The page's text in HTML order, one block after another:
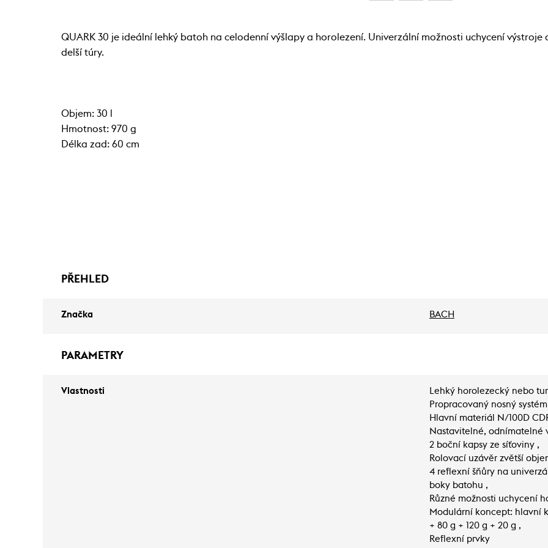
QUARK 30 je ideální lehký batoh na celodenní výšlapy a horolezení. Univerzální možnosti uchycení
delší túry.
Objem: 30 l
Hmotnost: 970 g
Délka zad: 60 cm
PŘEHLED
Značka BACH
PARAMETRY
Vlastnosti
Lehký horolezecký nebo
Propracovaný nosný
Hlavní materiál N/100D
Nastavitelné, odnímatelné
2 boční kapsy ze síťoviny ,
Rolovací uzávěr zvětší
4 reflexní šňůry na
boky batohu ,
Různé možnosti uchycení
Modulární koncept: hlavní
+ 80 g + 120 g + 20 g ,
Reflexní prvky